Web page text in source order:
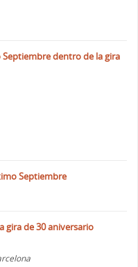
dentro de la gira
Septiembre
gira de 30 aniversario